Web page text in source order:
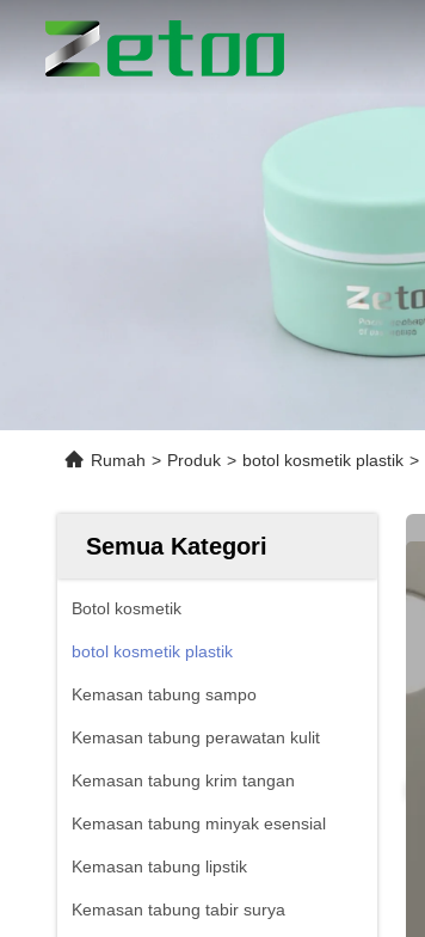
Rumah > Produk > botol kosmetik plastik >
Semua Kategori
Botol kosmetik
botol kosmetik plastik
Kemasan tabung sampo
Kemasan tabung perawatan kulit
Kemasan tabung krim tangan
Kemasan tabung minyak esensial
Kemasan tabung lipstik
Kemasan tabung tabir surya